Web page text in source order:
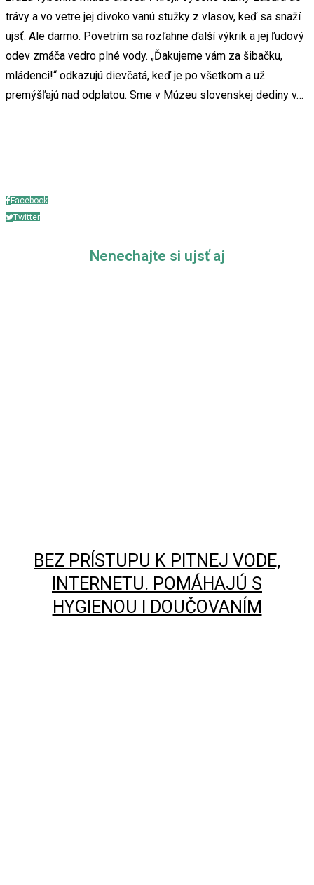
trávy a vo vetre jej divoko vanú stužky z vlasov, keď sa snaží
ujsť. Ale darmo. Povetrím sa rozľahne ďalší výkrik a jej ľudový
odev zmáča vedro plné vody. „Ďakujeme vám za šibačku,
mládenci!“ odkazujú dievčatá, keď je po všetkom a už
premýšľajú nad odplatou. Sme v Múzeu slovenskej dediny v…
Facebook
Twitter
Nenechajte si ujsť aj
BEZ PRÍSTUPU K PITNEJ VODE,
INTERNETU. POMÁHAJÚ S
HYGIENOU I DOUČOVANÍM